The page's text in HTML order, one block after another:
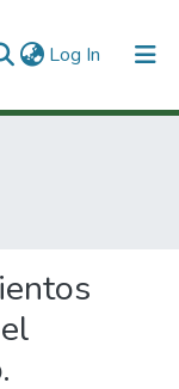
Log In (current)